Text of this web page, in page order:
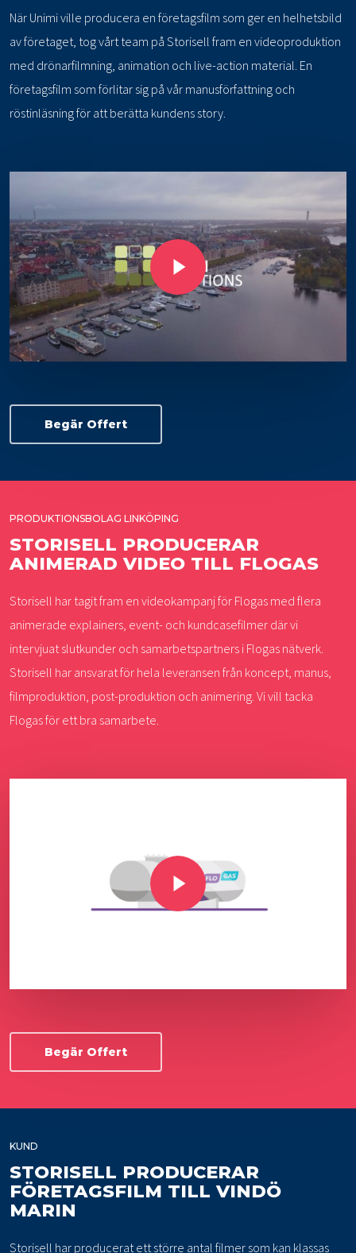
När Unimi ville producera en företagsfilm som ger en helhetsbild
av företaget, tog vårt team på Storisell fram en videoproduktion
med drönarfilmning, animation och live-action material. En
företagsfilm som förlitar sig på vår manusförfattning och
röstinläsning för att berätta kundens story.
Play Video
Begär Offert
PRODUKTIONSBOLAG LINKÖPING
STORISELL PRODUCERAR
ANIMERAD VIDEO TILL FLOGAS
Storisell har tagit fram en videokampanj för Flogas med flera
animerade explainers, event- och kundcasefilmer där vi
intervjuat slutkunder och samarbetspartners i Flogas nätverk.
Storisell har ansvarat för hela leveransen från koncept, manus,
filmproduktion, post-produktion och animering. Vi vill tacka
Flogas för ett bra samarbete.
Play Video
Begär Offert
KUND
STORISELL PRODUCERAR
FÖRETAGSFILM TILL VINDÖ
MARIN
Storisell har producerat ett större antal filmer som kan klassas